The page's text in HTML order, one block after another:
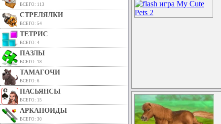
ВСЕГО: 113
СТРЕЛЯЛКИ
ВСЕГО: 54
ТЕТРИС
ВСЕГО: 4
ПАЗЛЫ
ВСЕГО: 18
ТАМАГОЧИ
ВСЕГО: 6
ПАСЬЯНСЫ
ВСЕГО: 15
АРКАНОИДЫ
ВСЕГО: 30